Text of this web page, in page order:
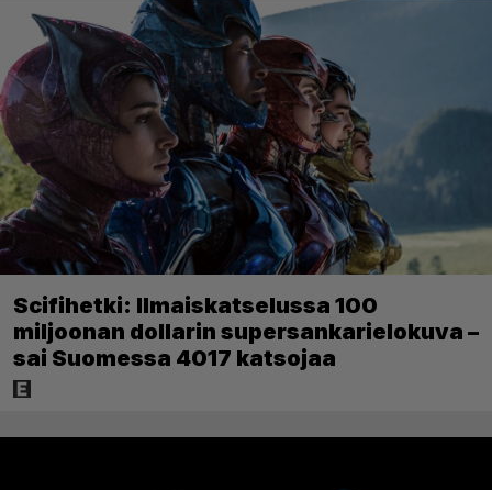
Scifihetki: Ilmaiskatselussa 100
miljoonan dollarin supersankarielokuva –
sai Suomessa 4017 katsojaa